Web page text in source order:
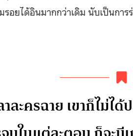
อยได้อินมากกว่าเดิม นับเป็นกา
ละครฉาย เขาก็ไม่ไ